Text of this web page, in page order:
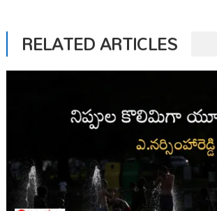
RELATED ARTICLES